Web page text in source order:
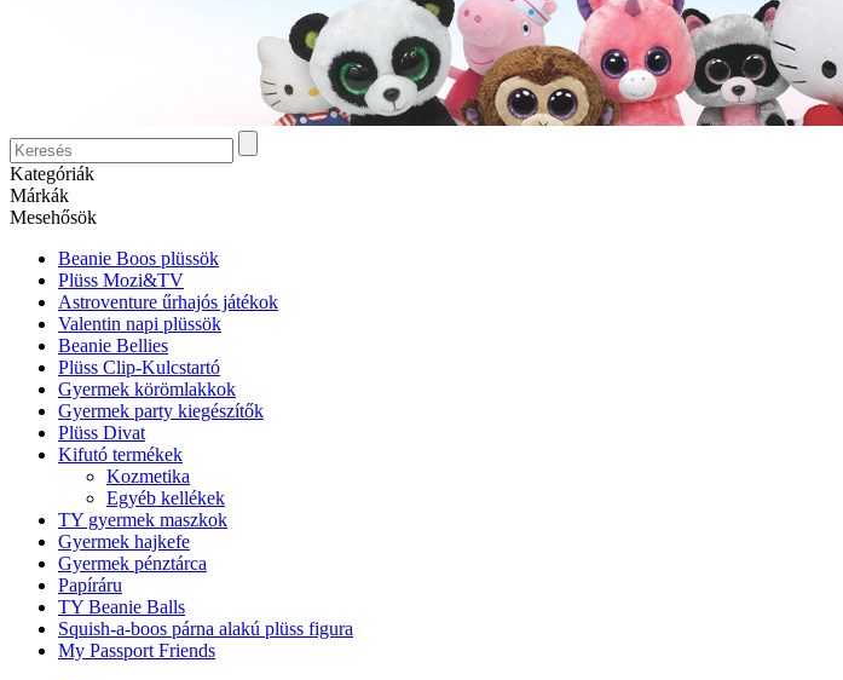
Kategóriák
Márkák
Mesehősök
Beanie Boos plüssök
Plüss Mozi&TV
Astroventure űrhajós játékok
Valentin napi plüssök
Beanie Bellies
Plüss Clip-Kulcstartó
Gyermek körömlakkok
Gyermek party kiegészítők
Plüss Divat
Kifutó termékek
Kozmetika
Egyéb kellékek
TY gyermek maszkok
Gyermek hajkefe
Gyermek pénztárca
Papíráru
TY Beanie Balls
Squish-a-boos párna alakú plüss figura
My Passport Friends